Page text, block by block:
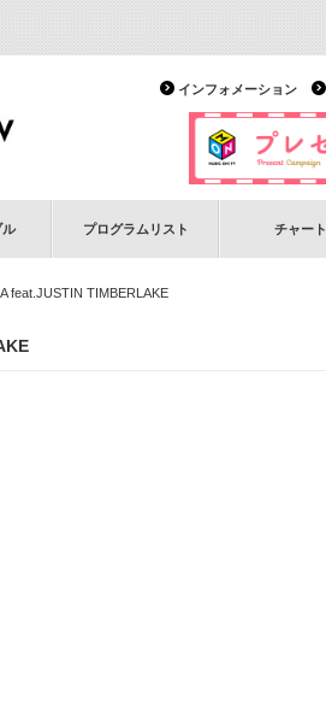
インフォメーション
ル プログラムリスト チャート
feat.JUSTIN TIMBERLAKE